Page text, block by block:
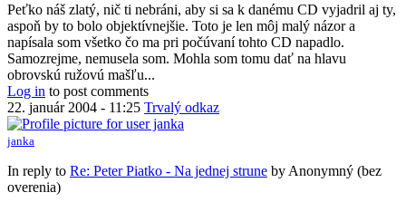
Peťko náš zlatý, nič ti nebráni, aby si sa k danému CD vyjadril aj ty,
aspoň by to bolo objektívnejšie. Toto je len môj malý názor a
napísala som všetko čo ma pri počúvaní tohto CD napadlo.
Samozrejme, nemusela som. Mohla som tomu dať na hlavu
obrovskú ružovú mašľu...
Log in to post comments
22. január 2004 - 11:25 Trvalý odkaz
janka
In reply to Re: Peter Piatko - Na jednej strune by Anonymný (bez
overenia)